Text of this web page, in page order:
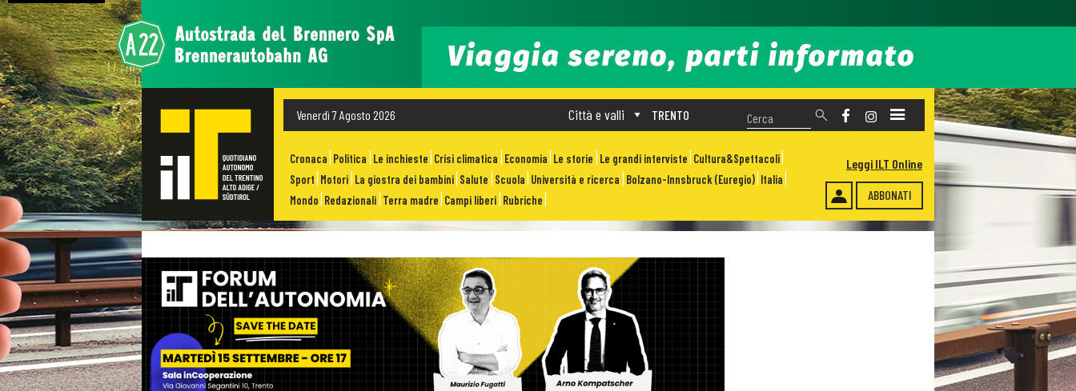
Venerdì 7 Agosto 2026 TRENTO
Città e valli
Cronaca Politica Le inchieste Crisi climatica Economia Le storie Le grandi interviste Cultura&Spettacoli
Sport Motori La giostra dei bambini Salute Scuola Università e ricerca Bolzano-Innsbruck (Euregio) Italia
Mondo Redazionali Terra madre Campi liberi Rubriche ABBONATI
Leggi ILT Online